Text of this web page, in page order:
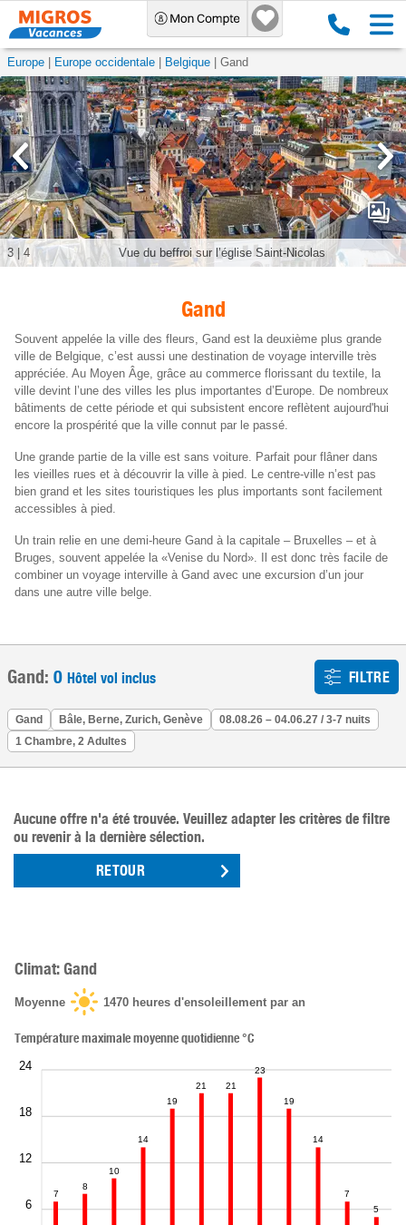
Europe Europe occidentale Belgique Gand
Vue du beffroi sur l’église Saint-Nicolas
3 |4
Gand
Souvent appelée la ville des fleurs, Gand est la deuxième plus grande
ville de Belgique, c’est aussi une destination de voyage interville très
appréciée. Au Moyen Âge, grâce au commerce florissant du textile, la
ville devint l’une des villes les plus importantes d’Europe. De nombreux
bâtiments de cette période et qui subsistent encore reflètent aujourd'hui
encore la prospérité que la ville connut par le passé.
Une grande partie de la ville est sans voiture. Parfait pour flâner dans
les vieilles rues et à découvrir la ville à pied. Le centre-ville n’est pas
bien grand et les sites touristiques les plus importants sont facilement
accessibles à pied.
Un train relie en une demi-heure Gand à la capitale – Bruxelles – et à
Bruges, souvent appelée la «Venise du Nord». Il est donc très facile de
combiner un voyage interville à Gand avec une excursion d’un jour
dans une autre ville belge.
Gand: 0 Hôtel vol inclus FILTRE
Gand Bâle, Berne, Zurich, Genève
08.08.26 – 04.06.27 / 3-7 nuits
1 Chambre, 2 Adultes
Aucune offre n'a été trouvée. Veuillez adapter les critères de filtre
ou revenir à la dernière sélection.
RETOUR
Climat: Gand
Moyenne 1470 heures d'ensoleillement par an
6
12
18
24
Température maximale moyenne quotidienne °C
7
8
10
14
19
21 21
23
19
14
7
5